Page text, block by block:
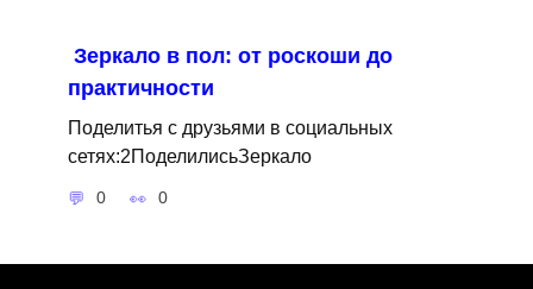
Зеркало в пол: от роскоши до
практичности
Поделитья с друзьями в социальных
сетях:2ПоделилисьЗеркало
0 0